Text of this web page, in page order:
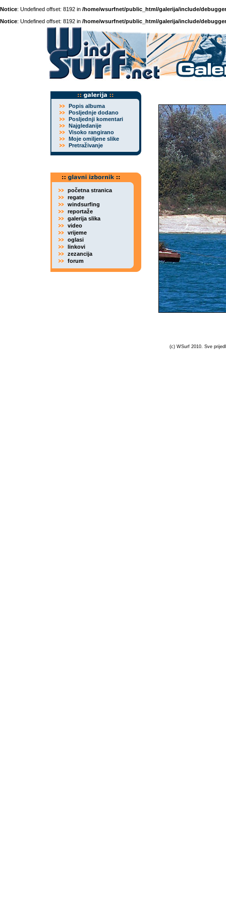
Notice: Undefined offset: 8192 in /home/wsurfnet/public_html/galerija/include/
Notice: Undefined offset: 8192 in /home/wsurfnet/public_html/galerija/include/
Popis albuma
Posljednje dodano
Posljednji komentari
Najgledanije
Visoko rangirano
Moje omiljene slike
Pretraživanje
početna stranica
regate
windsurfing
reportaže
galerija slika
video
vrijeme
oglasi
linkovi
zezancija
forum
(c) WSurf 2010. Sve